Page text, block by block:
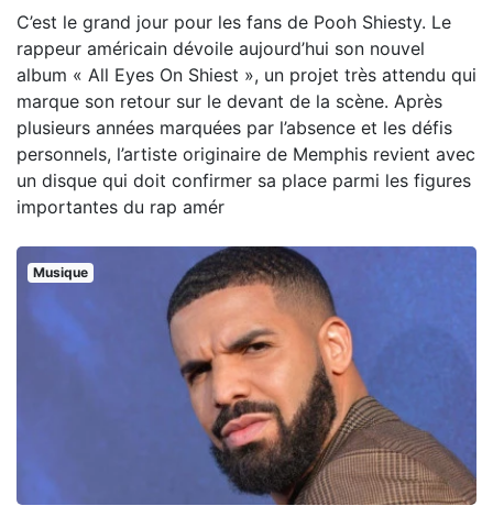
C’est le grand jour pour les fans de Pooh Shiesty. Le
rappeur américain dévoile aujourd’hui son nouvel
album « All Eyes On Shiest », un projet très attendu qui
marque son retour sur le devant de la scène. Après
plusieurs années marquées par l’absence et les défis
personnels, l’artiste originaire de Memphis revient avec
un disque qui doit confirmer sa place parmi les figures
importantes du rap amér
Musique